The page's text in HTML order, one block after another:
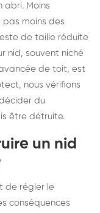
abri. Moins
pas moins des
de taille réduite
nid, souvent niché
de toit, est
nous vérifions
du
être détruite.
un nid
de régler le
conséquences